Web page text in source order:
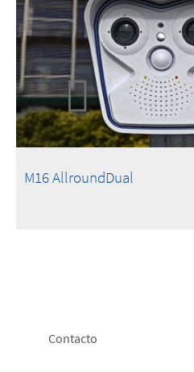
M16 AllroundDual
Footer
Contacto